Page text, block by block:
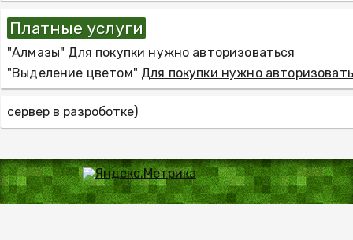
Платные услуги
"Алмазы" Для покупки нужно авторизоваться
"Выделение цветом" Для покупки нужно
сервер в разроботке)